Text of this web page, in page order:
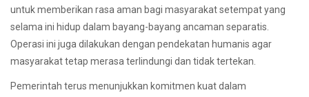
untuk memberikan rasa aman bagi masyarakat setempat yang
selama ini hidup dalam bayang-bayang ancaman separatis.
Operasi ini juga dilakukan dengan pendekatan humanis agar
masyarakat tetap merasa terlindungi dan tidak tertekan.
Pemerintah terus menunjukkan komitmen kuat dalam